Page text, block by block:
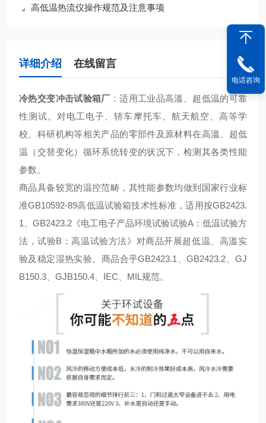
高低温热流仪操作规范及注意事项
详细介绍 在线留言
冷热交变冲击试验箱厂 ：适用工业品高溫、超低温的可靠
性测试。对电工电子、轿车摩托车、航天航空、高等学
校、科研机构等相关产品的零部件及原材料在高溫、超低
温（交替变化）循环系统转变的状况下，检测其各类性能
参数。
商品具备较宽的温控范畴，其性能参数均做到国家行业标
准GB10592-89高低温试验箱技术性标准，适用按GB2423.
1、GB2423.2《电工电子产品环境试验试验A：低温试验方
法，试验B：高温试验方法》对商品开展超低温、高溫实
验及稳定湿热实验。商品合乎GB2423.1、GB2423.2、GJ
B150.3、GJB150.4、IEC、MIL规范。
电话咨询